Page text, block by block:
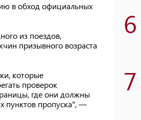
в обход официальных
из поездов,
призывного возраста
которые
проверок
где они должны
пунктов пропуска", —
6
7